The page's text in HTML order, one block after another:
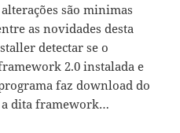
são minimas
as novidades desta
detectar se o
2.0 instalada e
faz download do
a dita framework…